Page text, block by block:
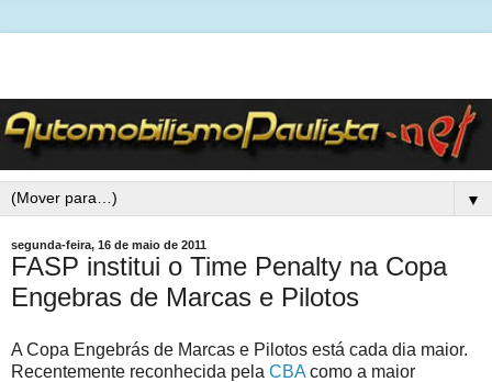
▼
segunda-feira, 16 de maio de 2011
FASP institui o Time Penalty na Copa
Engebras de Marcas e Pilotos
A Copa Engebrás de Marcas e Pilotos está cada dia maior.
Recentemente reconhecida pela CBA como a maior